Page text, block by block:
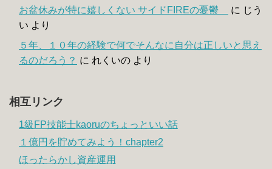
お盆休みが特に嬉しくない サイドFIREの憂鬱
に じう
い より
５年、１０年の経験で何でそんなに自分は正しいと思え
るのだろう？ に れくいの より
相互リンク
1級FP技能士kaoruのちょっといい話
１億円を貯めてみよう！chapter2
ほったらかし資産運用